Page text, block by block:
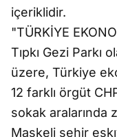
içeriklidir.
"TÜRKİYE
Tıpkı Gezi Parkı
üzere, Türkiye
12 farklı örgüt
sokak aralarında
Maskeli şehir